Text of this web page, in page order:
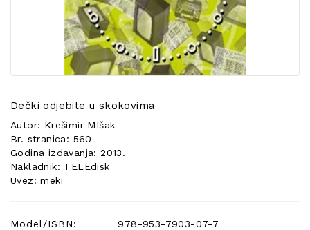
Dečki odjebite u skokovima
Autor: Krešimir MIšak
Br. stranica: 560
Godina izdavanja: 2013.
Nakladnik: TELEdisk
Uvez: meki
Model/ISBN:
978-953-7903-07-7